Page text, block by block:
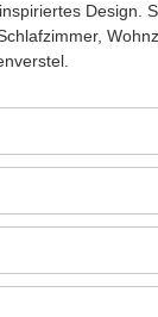
Design.